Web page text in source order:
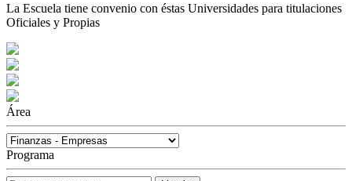
La Escuela tiene convenio con éstas Universidades para titulaciones
Oficiales y Propias
Área
Programa